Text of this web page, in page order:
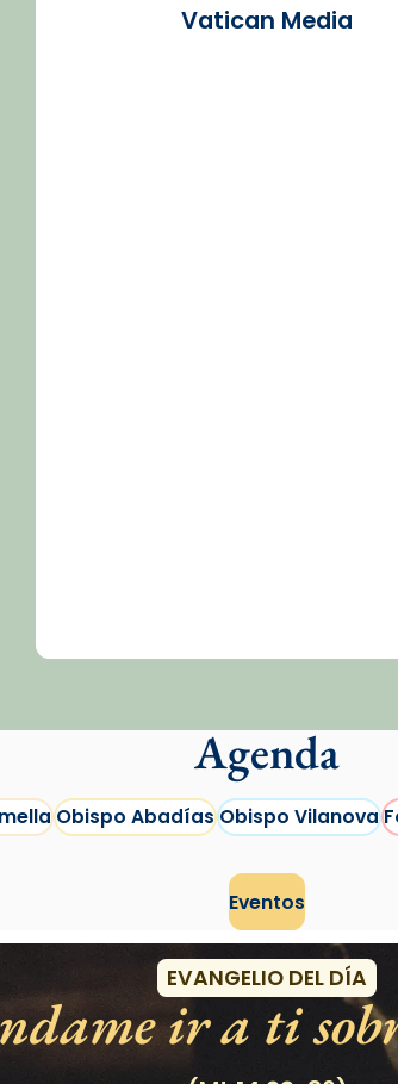
Vatican Media
Agenda
Obispo AbadíasObispo Vilanova
Eventos
EVANGELIO DEL DÍA
ir a ti